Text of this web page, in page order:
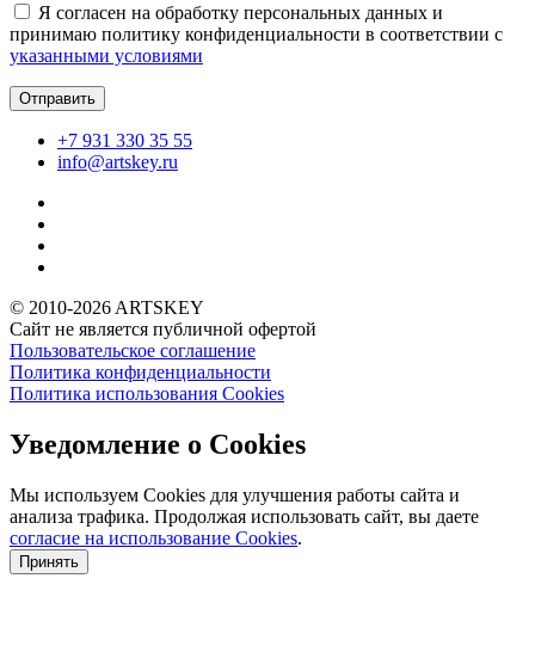
Я согласен на обработку персональных данных и
принимаю политику конфиденциальности в соответствии с
указанными условиями
+7 931 330 35 55
info@artskey.ru
© 2010-2026 ARTSKEY
Сайт не является публичной офертой
Пользовательское соглашение
Политика конфиденциальности
Политика использования Cookies
Уведомление о Cookies
Мы используем Cookies для улучшения работы сайта и
анализа трафика. Продолжая использовать сайт, вы даете
согласие на использование Cookies.
Принять